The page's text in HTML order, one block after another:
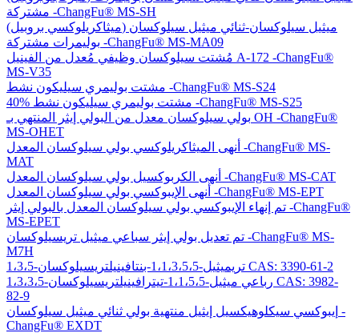
مشتركة -ChangFu® MS-SH
(ميثاكريلوكسي بروبيل) ميثيل سيلوكسان-ثنائي ميثيل سيلوكسان
بوليمرات مشتركة -ChangFu® MS-MA09
مُشتت سيلوكسان وظيفي مُعدل من الفينيل A-172 -ChangFu®
MS-V35
مشتت بوليمري سيليكون نشط -ChangFu® MS-S24
40% مشتت بوليمري سيليكون نشط -ChangFu® MS-S25
بولي سيلوكسان معدل من البولي إيثر المنتهي بـ OH -ChangFu®
MS-OHET
أنهى الميثاكريلوكسي بولي سيلوكسان المعدل -ChangFu® MS-
MAT
أنهى الكربوكسيل بولي سيلوكسان المعدل -ChangFu® MS-CAT
أنهى الإيبوكسي بولي سيلوكسان المعدل -ChangFu® MS-EPT
تم إنهاء الإيبوكسي بولي سيلوكسان المعدل بالبولي إيثر -ChangFu®
MS-EPET
تم تعديل بولي إيثر سباعي ميثيل تريسيلوكسان -ChangFu® MS-
M7H
1،3،5-تريميثيل-1،1،3،5،5-بنتافينيلتريسيلوكسان CAS: 3390-61-2
1،3،3،5-رباعي ميثيل-1،1،5،5-تيترافينيلتريسيلوكسان CAS: 3982-
82-9
إيبوكسي سيكلوهيكسيل إيثيل منتهية بولي ثنائي ميثيل سيلوكسان -
ChangFu® EXDT